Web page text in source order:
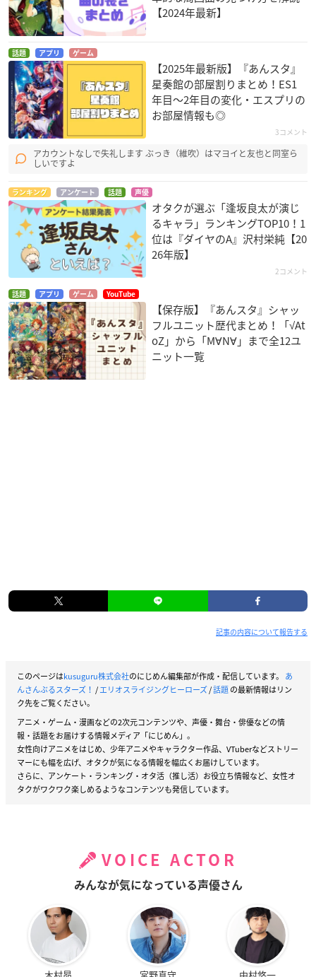
【2024年最新】
話題 アプリ ゲーム
【2025年最新版】『あんスタ』
星奏館の部屋割りまとめ！ES1
年目〜2年目の変化・エスプリの
お部屋情報も◎
3コメント
アカウントなしで失礼します ぶっき（維吹）はマヨイと友也と同室ら
しいですよ
ランキング アンケート 話題 声優
オタクが選ぶ「逢坂良太が演じ
るキャラ」ランキングTOP10！1
位は『ダイヤのA』沢村栄純【20
26年版】
2コメント
話題 アプリ ゲーム YouTube
【保存版】『あんスタ』シャッ
フルユニット歴代まとめ！「√At
oZ」から「M∀N∀」まで全12ユ
ニット一覧
記事の内容について報告する
このページはkusuguru株式会社のにじめん編集部が作成・配信しています。 あ
んさんぶるスターズ！ /エリオスライジングヒーローズ/話題の最新情報はリン
ク先をご覧ください。
アニメ・ゲーム・漫画などの2次元コンテンツや、声優・舞台・俳優などの情
報・話題をお届けする情報メディア「にじめん」。
女性向けアニメをはじめ、少年アニメやキャラクター作品、VTuberなどストリー
マーにも幅を広げ、オタクが気になる情報を幅広くお届けしています。
さらに、アンケート・ランキング・オタ活（推し活）お役立ち情報など、女性オ
タクがワクワク楽しめるようなコンテンツも発信しています。
VOICE ACTOR
みんなが気になっている声優さん